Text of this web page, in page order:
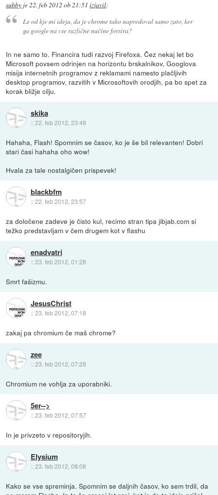
subby je22. feb 2012 ob 21:51 izjavil:
Le od kje mi ideja, da je chrome tako napredoval samo zato, ker
ga google na vse različne načine forsira?
In ne samo to. Financira tudi razvoj Firefoxa. Čez nekaj let bo
Microsoft povsem odrinjen na horizontu brskalnikov, Googlova
misija internetnih programov z reklamami namesto plačljivih
desktop programov, razvitih v Microsoftovih orodjih, pa bo spet za
korak bližje cilju.
skika
::22. feb 2012, 23:48
Hahaha, Flash! Spomnim se časov, ko je še bil relevanten! Dobri
stari časi hahaha oho wow!
Hvala za tale nostalgičen prispevek!
blackbfm
::22. feb 2012, 23:57
za določene zadeve je čisto kul, recimo stran tipa jibjab.com si
težko predstavljam v čem drugem kot v flashu
enadvatri
::23. feb 2012, 01:28
Smrt fašizmu.
JesusChrist
::23. feb 2012, 07:18
zakaj pa chromium če maš chrome?
zee
::23. feb 2012, 07:28
Chromium ne vohlja za uporabniki.
5er-->
::23. feb 2012, 07:57
In je privzeto v repositoryjih.
Elysium
::23. feb 2012, 08:08
Kako se vse spreminja. Spomnim se daljnih časov, ko sem trdil, da